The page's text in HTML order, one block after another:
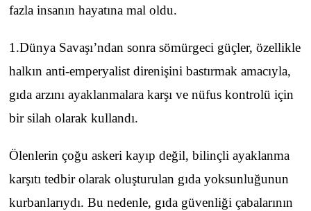
fazla insanın hayatına mal oldu.
1.Dünya Savaşı’ndan sonra sömürgeci güçler, özellikle
halkın anti-emperyalist direnişini bastırmak amacıyla,
gıda arzını ayaklanmalara karşı ve nüfus kontrolü için
bir silah olarak kullandı.
Ölenlerin çoğu askeri kayıp değil, bilinçli ayaklanma
karşıtı tedbir olarak oluşturulan gıda yoksunluğunun
kurbanlarıydı. Bu nedenle, gıda güvenliği çabalarının